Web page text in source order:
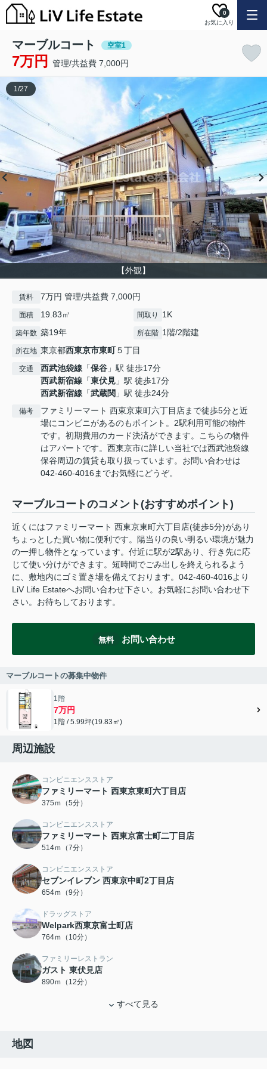
お気に入り
0
マーブルコート 空室1
7万円 管理/共益費 7,000円
【外観】
1/27
賃料 7万円 管理/共益費 7,000円
面積 19.83㎡ 間取り 1K
築年数 築19年 所在階 1階/2階建
所在地 東京都西東京市東町５丁目
交通 西武池袋線 「保谷 」駅 徒歩17分
西武新宿線 「東伏見 」駅 徒歩17分
西武新宿線 「武蔵関 」駅 徒歩24分
備考
ファミリーマート 西東京東町六丁目店まで徒歩5分と近
場にコンビニがあるのもポイント。2駅利用可能の物件
です。初期費用のカード決済ができます。こちらの物件
はアパートです。西東京市に詳しい当社では西武池袋線
保谷周辺の賃貸も取り扱っています。お問い合わせは
042-460-4016までお気軽にどうぞ。
マーブルコートのコメント(おすすめポイント)
近くにはファミリーマート 西東京東町六丁目店(徒歩5分)があり
ちょっとした買い物に便利です。陽当りの良い明るい環境が魅力
の一押し物件となっています。付近に駅が2駅あり、行き先に応
じて使い分けができます。短時間でごみ出しを終えられるよう
に、敷地内にゴミ置き場を備えております。042-460-4016より
LiV Life Estateへお問い合わせ下さい。お気軽にお問い合わせ下
さい。お待ちしております。
無料 お問い合わせ
マーブルコートの募集中物件
1階
7万円
1階 / 5.99坪(19.83㎡)
周辺施設
コンビニエンスストア
ファミリーマート 西東京東町六丁目店
375ｍ（5分）
コンビニエンスストア
ファミリーマート 西東京富士町二丁目店
514ｍ（7分）
コンビニエンスストア
セブンイレブン 西東京中町2丁目店
654ｍ（9分）
ドラッグストア
Welpark西東京富士町店
764ｍ（10分）
ファミリーレストラン
ガスト 東伏見店
890ｍ（12分）
すべて見る
地図